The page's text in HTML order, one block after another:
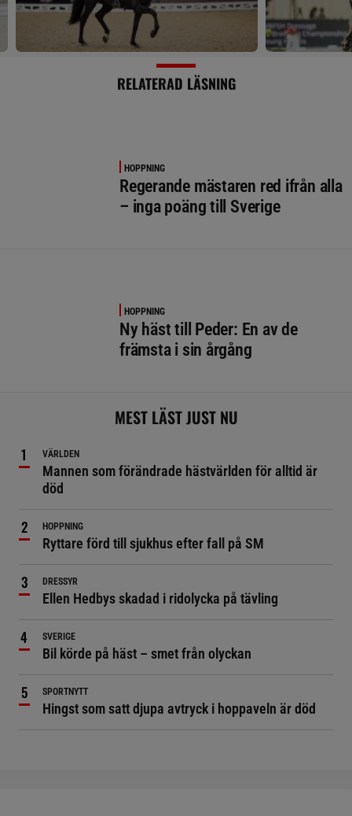
RELATERAD LÄSNING
HOPPNING
Regerande mästaren red ifrån alla
– inga poäng till Sverige
HOPPNING
Ny häst till Peder: En av de
främsta i sin årgång
MEST LÄST JUST NU
VÄRLDEN
Mannen som förändrade hästvärlden för alltid är
död
HOPPNING
Ryttare förd till sjukhus efter fall på SM
DRESSYR
Ellen Hedbys skadad i ridolycka på tävling
SVERIGE
Bil körde på häst – smet från olyckan
SPORTNYTT
Hingst som satt djupa avtryck i hoppaveln är död